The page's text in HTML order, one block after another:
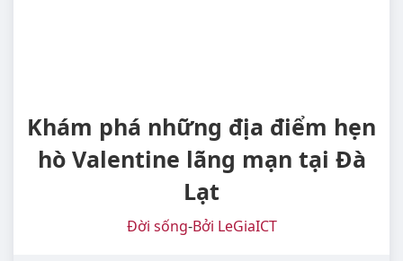
Khám phá những địa điểm hẹn
hò Valentine lãng mạn tại Đà
Lạt
Đời sống-Bởi LeGiaICT